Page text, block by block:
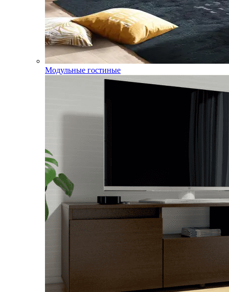
Модульные гостиные